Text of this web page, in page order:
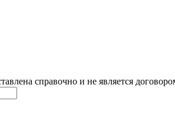
справочно и не является